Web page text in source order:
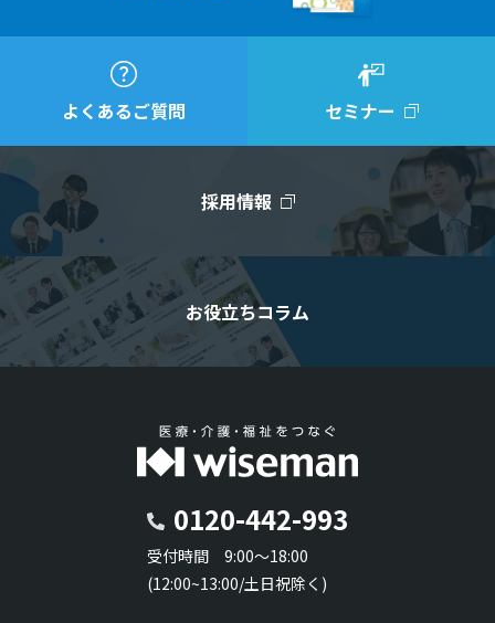
よくあるご質問 セミナー
採用情報
お役立ちコラム
0120-442-993
受付時間 9:00～18:00
(12:00~13:00/土日祝除く)